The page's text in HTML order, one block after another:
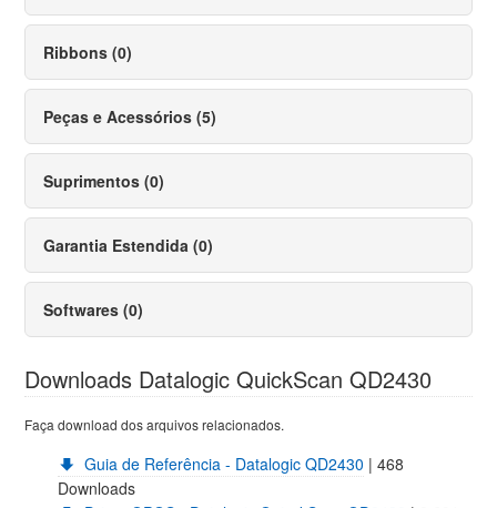
Ribbons (0)
Peças e Acessórios (5)
Suprimentos (0)
Garantia Estendida (0)
Softwares (0)
Downloads Datalogic QuickScan QD2430
Faça download dos arquivos relacionados.
Guia de Referência - Datalogic QD2430 | 468
Downloads